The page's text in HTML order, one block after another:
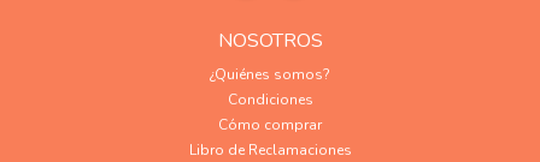
NOSOTROS
¿Quiénes somos?
Condiciones
Cómo comprar
Libro de Reclamaciones